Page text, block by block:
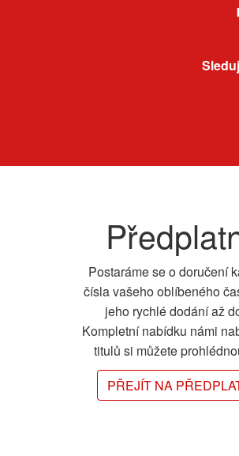
Postaráme se o doručení
čísla vašeho oblíbeného
jeho rychlé dodání až
Kompletní nabídku námi
titulů si můžete
PŘEJÍT NA